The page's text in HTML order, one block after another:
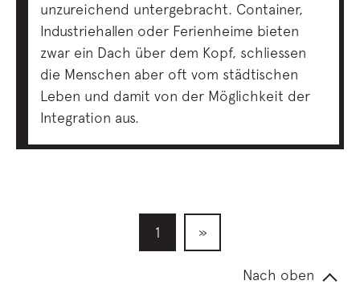
unzureichend untergebracht. Container,
Industriehallen oder Ferienheime bieten
zwar ein Dach über dem Kopf, schliessen
die Menschen aber oft vom städtischen
Leben und damit von der Möglichkeit der
Integration aus.
1 »
Nach oben